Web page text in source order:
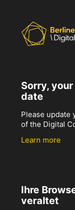
Sorry,
date
Please update
of the Digital
Learn more
Ihre
veraltet